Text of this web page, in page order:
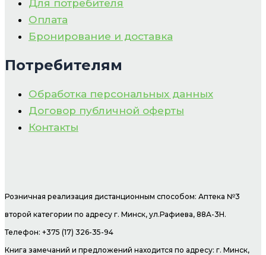
Для потребителя
Оплата
Бронирование и доставка
Потребителям
Обработка персональных данных
Договор публичной оферты
Контакты
Розничная реализация дистанционным способом: Аптека №3
второй категории по адресу г. Минск, ул.Рафиева, 88А-3Н.
Телефон: +375 (17) 326-35-94
Книга замечаний и предложений находится по адресу: г. Минск,